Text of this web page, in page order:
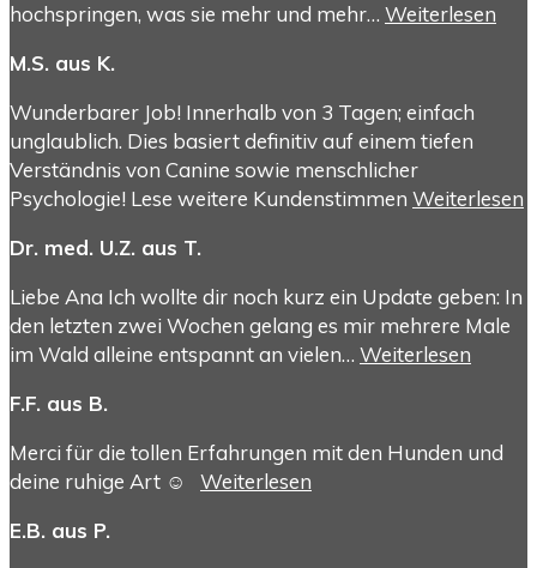
hochspringen, was sie mehr und mehr… Weiterlesen
M.S. aus K.
Wunderbarer Job! Innerhalb von 3 Tagen; einfach
unglaublich. Dies basiert definitiv auf einem tiefen
Verständnis von Canine sowie menschlicher
Psychologie! Lese weitere Kundenstimmen Weiterlesen
Dr. med. U.Z. aus T.
Liebe Ana Ich wollte dir noch kurz ein Update geben: In
den letzten zwei Wochen gelang es mir mehrere Male
im Wald alleine entspannt an vielen… Weiterlesen
F.F. aus B.
Merci für die tollen Erfahrungen mit den Hunden und
deine ruhige Art ☺️ Weiterlesen
E.B. aus P.